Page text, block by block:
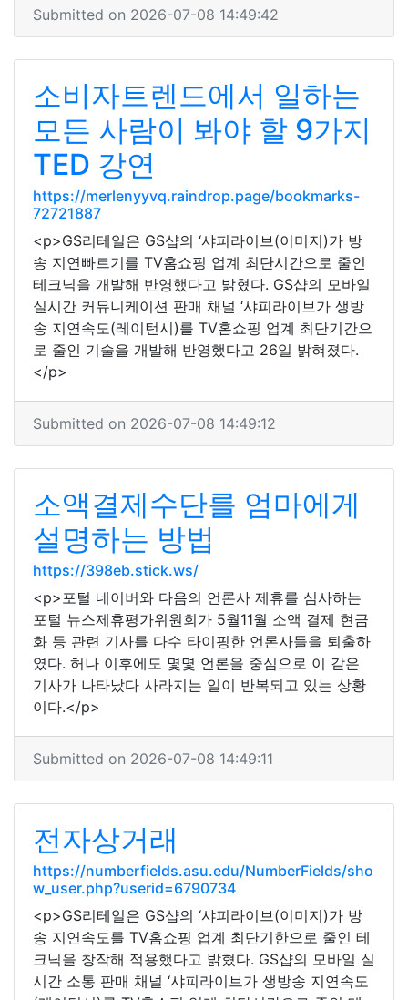
Submitted on 2026-07-08 14:49:42
소비자트렌드에서 일하는
모든 사람이 봐야 할 9가지
TED 강연
https://merlenyyvq.raindrop.page/bookmarks-
72721887
<p>GS리테일은 GS샵의 ‘샤피라이브(이미지)가 방
송 지연빠르기를 TV홈쇼핑 업계 최단시간으로 줄인
테크닉을 개발해 반영했다고 밝혔다. GS샵의 모바일
실시간 커뮤니케이션 판매 채널 ‘샤피라이브가 생방
송 지연속도(레이턴시)를 TV홈쇼핑 업계 최단기간으
로 줄인 기술을 개발해 반영했다고 26일 밝혀졌다.
</p>
Submitted on 2026-07-08 14:49:12
소액결제수단를 엄마에게
설명하는 방법
https://398eb.stick.ws/
<p>포털 네이버와 다음의 언론사 제휴를 심사하는
포털 뉴스제휴평가위원회가 5월11월 소액 결제 현금
화 등 관련 기사를 다수 타이핑한 언론사들을 퇴출하
였다. 허나 이후에도 몇몇 언론을 중심으로 이 같은
기사가 나타났다 사라지는 일이 반복되고 있는 상황
이다.</p>
Submitted on 2026-07-08 14:49:11
전자상거래
https://numberfields.asu.edu/NumberFields/sho
w_user.php?userid=6790734
<p>GS리테일은 GS샵의 ‘샤피라이브(이미지)가 방
송 지연속도를 TV홈쇼핑 업계 최단기한으로 줄인 테
크닉을 창작해 적용했다고 밝혔다. GS샵의 모바일 실
시간 소통 판매 채널 ‘샤피라이브가 생방송 지연속도